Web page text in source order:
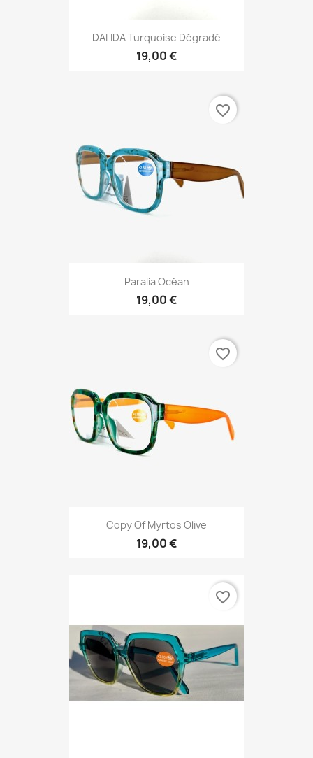
DALIDA Turquoise Dégradé
19,00 €
Paralia Océan
19,00 €
favorite_border
Copy Of Myrtos Olive
19,00 €
favorite_border
favorite_border